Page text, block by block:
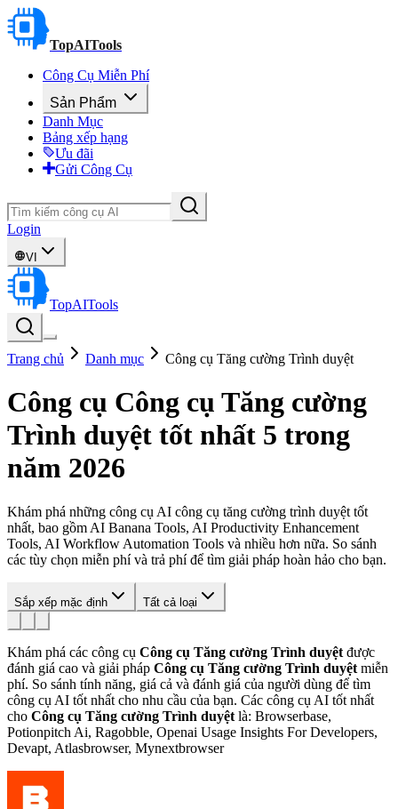
TopAITools
Công Cụ Miễn Phí
Sản Phẩm
Danh Mục
Bảng xếp hạng
Ưu đãi
Gửi Công Cụ
Login
VI
TopAITools
Trang chủ Danh mục Công cụ Tăng cường Trình duyệt
Công cụ Công cụ Tăng cường
Trình duyệt tốt nhất 5 trong
năm 2026
Khám phá những công cụ AI công cụ tăng cường trình duyệt tốt
nhất, bao gồm AI Banana Tools, AI Productivity Enhancement
Tools, AI Workflow Automation Tools và nhiều hơn nữa. So sánh
các tùy chọn miễn phí và trả phí để tìm giải pháp hoàn hảo cho bạn.
Sắp xếp mặc định Tất cả loại
Khám phá các công cụ Công cụ Tăng cường Trình duyệt được
đánh giá cao và giải pháp Công cụ Tăng cường Trình duyệt miễn
phí. So sánh tính năng, giá cả và đánh giá của người dùng để tìm
công cụ AI tốt nhất cho nhu cầu của bạn. Các công cụ AI tốt nhất
cho Công cụ Tăng cường Trình duyệt là: Browserbase,
Potionpitch Ai, Ragobble, Openai Usage Insights For Developers,
Devapt, Atlasbrowser, Mynextbrowser